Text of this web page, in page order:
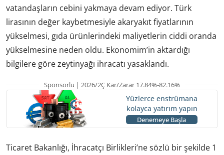
vatandaşların cebini yakmaya devam ediyor. Türk
lirasının değer kaybetmesiyle akaryakıt fiyatlarının
yükselmesi, gıda ürünlerindeki maliyetlerin ciddi oranda
yükselmesine neden oldu. Ekonomim’in aktardığı
bilgilere göre zeytinyağı ihracatı yasaklandı.
Sponsorlu | 2026/2Ç Kar/Zarar 17.84%-82.16%
Yüzlerce enstrümana
kolayca yatırım yapın
Denemeye Başla
Ticaret Bakanlığı, İhracatçı Birlikleri’ne sözlü bir şekilde 1